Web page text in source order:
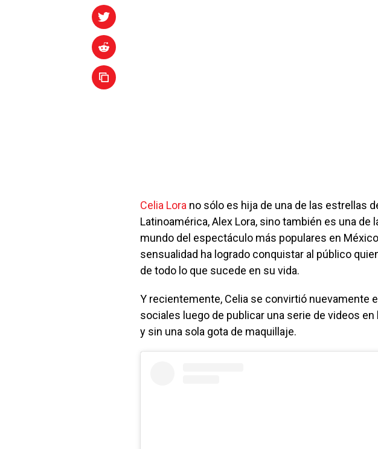
Celia Lora no sólo es hija de una de las estrellas
Latinoamérica, Alex Lora, sino también es una de
mundo del espectáculo más populares en
sensualidad ha logrado conquistar al público
de todo lo que sucede en su vida.
Y recientemente, Celia se convirtió nuevamente
sociales luego de publicar una serie de videos
y sin una sola gota de maquillaje.